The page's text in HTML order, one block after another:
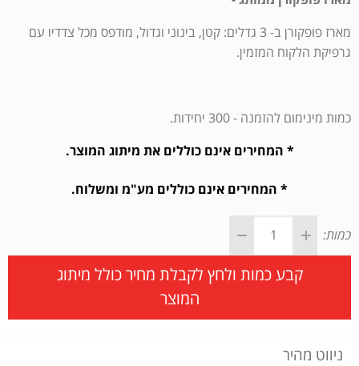
מארז פופקורן ב- 3 גדלים: קטן, בינוני וגדול, מודפס מכל צדדיו עם
גרפיקת הלקוח המזמין.
כמות מינימום להזמנה - 300 יחידות.
* המחירים אינם כוללים את מיתוג המוצר.
* המחירים אינם כוללים מע"מ ומשלוח.
כמות:
קבע כמות ולחץ לקבלת מחיר כולל מיתוג
המוצר
ניווט מהיר